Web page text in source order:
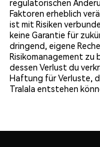
regulatorischen
Faktoren erheblich
ist mit Risiken
keine Garantie für
dringend, eigene
Risikomanagement zu
dessen Verlust du
Haftung für Verluste,
Tralala entstehen